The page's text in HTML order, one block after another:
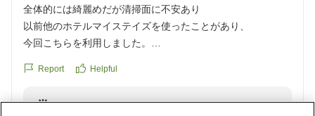
全体的には綺麗めだが清掃面に不安あり
以前他のホテルマイステイズを使ったことがあり、
今回こちらを利用しました。
ました。
Report Helpful
Reply from the property